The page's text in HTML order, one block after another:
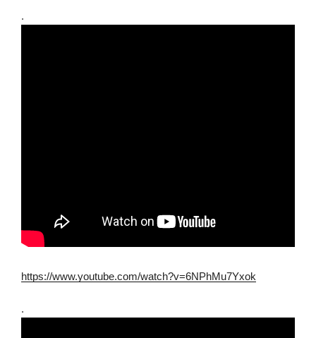
.
https://www.youtube.com/watch?v=6NPhMu7Yxok
.